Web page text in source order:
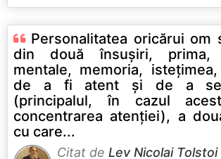
Personalitatea oricărui om
din două însuşiri, prima,
mentale, memoria,
de a fi atent şi de a se
(principalul, în cazul
concentrarea atenţiei), a
cu care...
Citat de Lev Nicolai Tolstoi